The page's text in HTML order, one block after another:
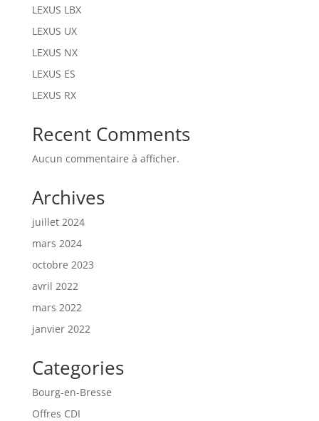
LEXUS LBX
LEXUS UX
LEXUS NX
LEXUS ES
LEXUS RX
Recent Comments
Aucun commentaire à afficher.
Archives
juillet 2024
mars 2024
octobre 2023
avril 2022
mars 2022
janvier 2022
Categories
Bourg-en-Bresse
Offres CDI